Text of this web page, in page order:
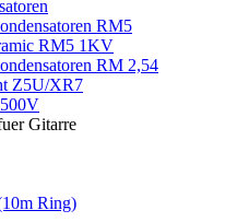
RM5
RM5 1KV
RM 2,54
Z5U/XR7
Gitarre
Ring)